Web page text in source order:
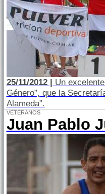
25/11/2012 | Un
Género”, que la
Alameda”.
VETERANOS
Juan Pablo